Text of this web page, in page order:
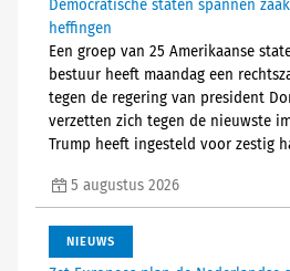
Democratische staten spannen
heffingen
Een groep van 25 Amerikaanse
bestuur heeft maandag een
tegen de regering van president
verzetten zich tegen de nieuwste
Trump heeft ingesteld voor zestig
5 augustus 2026
NIEUWS